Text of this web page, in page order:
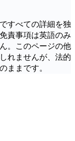
すべての詳細を独
責事項は英語のみ
。このページの他
れませんが、法的
ままです。